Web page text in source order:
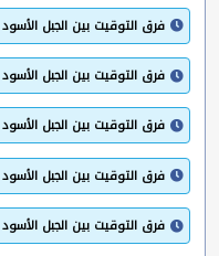
فرق التوقيت بين الجبل
فرق التوقيت بين الجبل
فرق التوقيت بين الجبل
فرق التوقيت بين الجبل
فرق التوقيت بين الجبل